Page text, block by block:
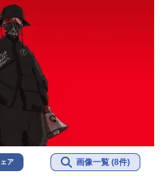
ア 画像一覧 (8件)